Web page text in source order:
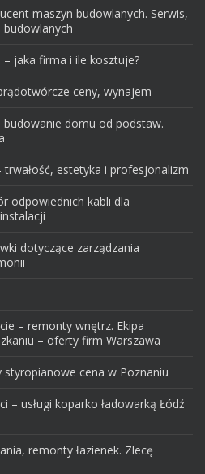
maszyn budowlanych. Serwis,
budowlanych
jaka firma i ile kosztuje?
ceny, wynajem
domu od podstaw.
trwałość, estetyka i profesjonalizm
odpowiednich kabli dla
dotyczące zarządzania
– remonty wnętrz. Ekipa
– oferty firm Warszawa
cena w Poznaniu
– usługi koparko ładowarką Łódź
remonty łazienek. Zlecę